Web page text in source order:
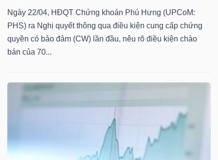
Ngày 22/04, HĐQT Chứng khoán Phú Hưng (UPCoM:
PHS) ra Nghị quyết thông qua điều kiện cung cấp chứng
quyền có bảo đảm (CW) lần đầu, nêu rõ điều kiện chào
bán của 70...
BẤT
ĐỘNG
SẢN
khoán
Chỉ số Chứng chỉ quỹ
Lãnh